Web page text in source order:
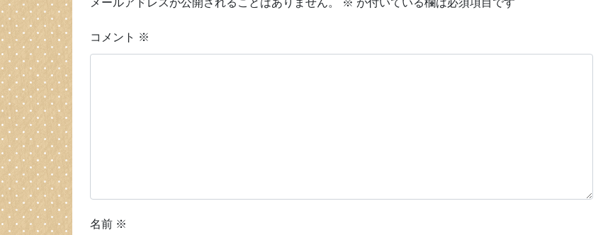
メールアドレスが公開されることはありません。 ※ が付いている欄は必須項目です
コメント ※
名前 ※